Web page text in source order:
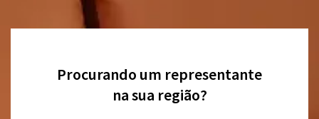
Procurando um representante
na sua região?